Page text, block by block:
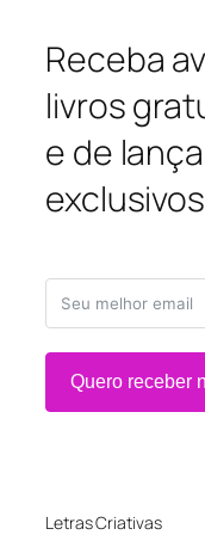
Receba
livros
e de
exclusivos
Quero receber
Letras Criativas